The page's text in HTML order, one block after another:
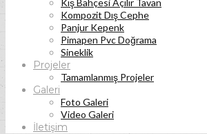
Kış Bahçesi Açılır Tavan
Kompozit Dış Cephe
Panjur Kepenk
Pimapen Pvc Doğrama
Sineklik
Projeler
Tamamlanmış Projeler
Galeri
Foto Galeri
Video Galeri
İletişim